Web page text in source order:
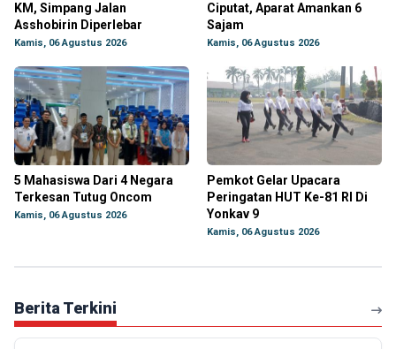
KM, Simpang Jalan
Asshobirin Diperlebar
Kamis, 06 Agustus 2026
Ciputat, Aparat Amankan 6
Sajam
Kamis, 06 Agustus 2026
5 Mahasiswa Dari 4 Negara
Terkesan Tutug Oncom
Kamis, 06 Agustus 2026
Pemkot Gelar Upacara
Peringatan HUT Ke-81 RI Di
Yonkav 9
Kamis, 06 Agustus 2026
Berita Terkini